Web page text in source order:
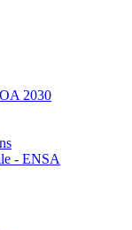
2030
- ENSA